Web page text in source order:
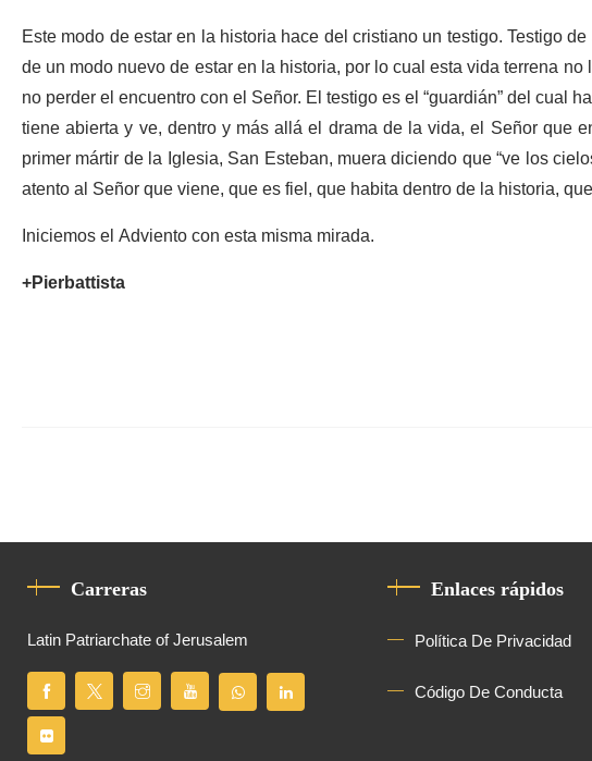
Este modo de estar en la historia hace del cristiano un testigo. Testigo
de un modo nuevo de estar en la historia, por lo cual esta vida terrena
no perder el encuentro con el Señor. El testigo es el “guardián” del cual
tiene abierta y ve, dentro y más allá el drama de la vida, el Señor que
primer mártir de la Iglesia, San Esteban, muera diciendo que “ve los
atento al Señor que viene, que es fiel, que habita dentro de la historia,
Iniciemos el Adviento con esta misma mirada.
+Pierbattista
Carreras
Latin Patriarchate of Jerusalem
Enlaces rápidos
Política De Privacidad
Código De Conducta